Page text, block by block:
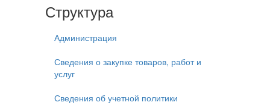
Структура
Администрация
Сведения о закупке товаров, работ и
услуг
Сведения об учетной политики